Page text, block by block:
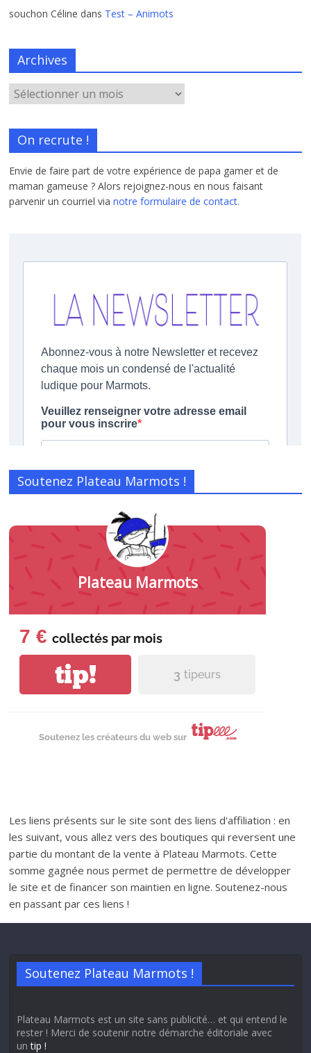
souchon Céline dans Test – Animots
Archives
On recrute !
Envie de faire part de votre expérience de papa gamer et de
maman gameuse ? Alors rejoignez-nous en nous faisant
parvenir un courriel vianotre formulaire de contact.
Soutenez Plateau Marmots !
Plateau Marmots
7 € collectés par mois
tip! 3 tipeurs
Soutenez les créateurs du web sur
Les liens présents sur le site sont des liens d'affiliation : en
les suivant, vous allez vers des boutiques qui reversent une
partie du montant de la vente à Plateau Marmots. Cette
somme gagnée nous permet de permettre de développer
le site et de financer son maintien en ligne. Soutenez-nous
en passant par ces liens !
Soutenez Plateau Marmots !
Plateau Marmots est un site sans publicité… et qui entend le
rester ! Merci de soutenir notre démarche éditoriale avec
untip !